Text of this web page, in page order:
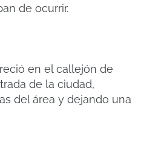
de ocurrir.
en el callejón de
de la ciudad,
del área y dejando una